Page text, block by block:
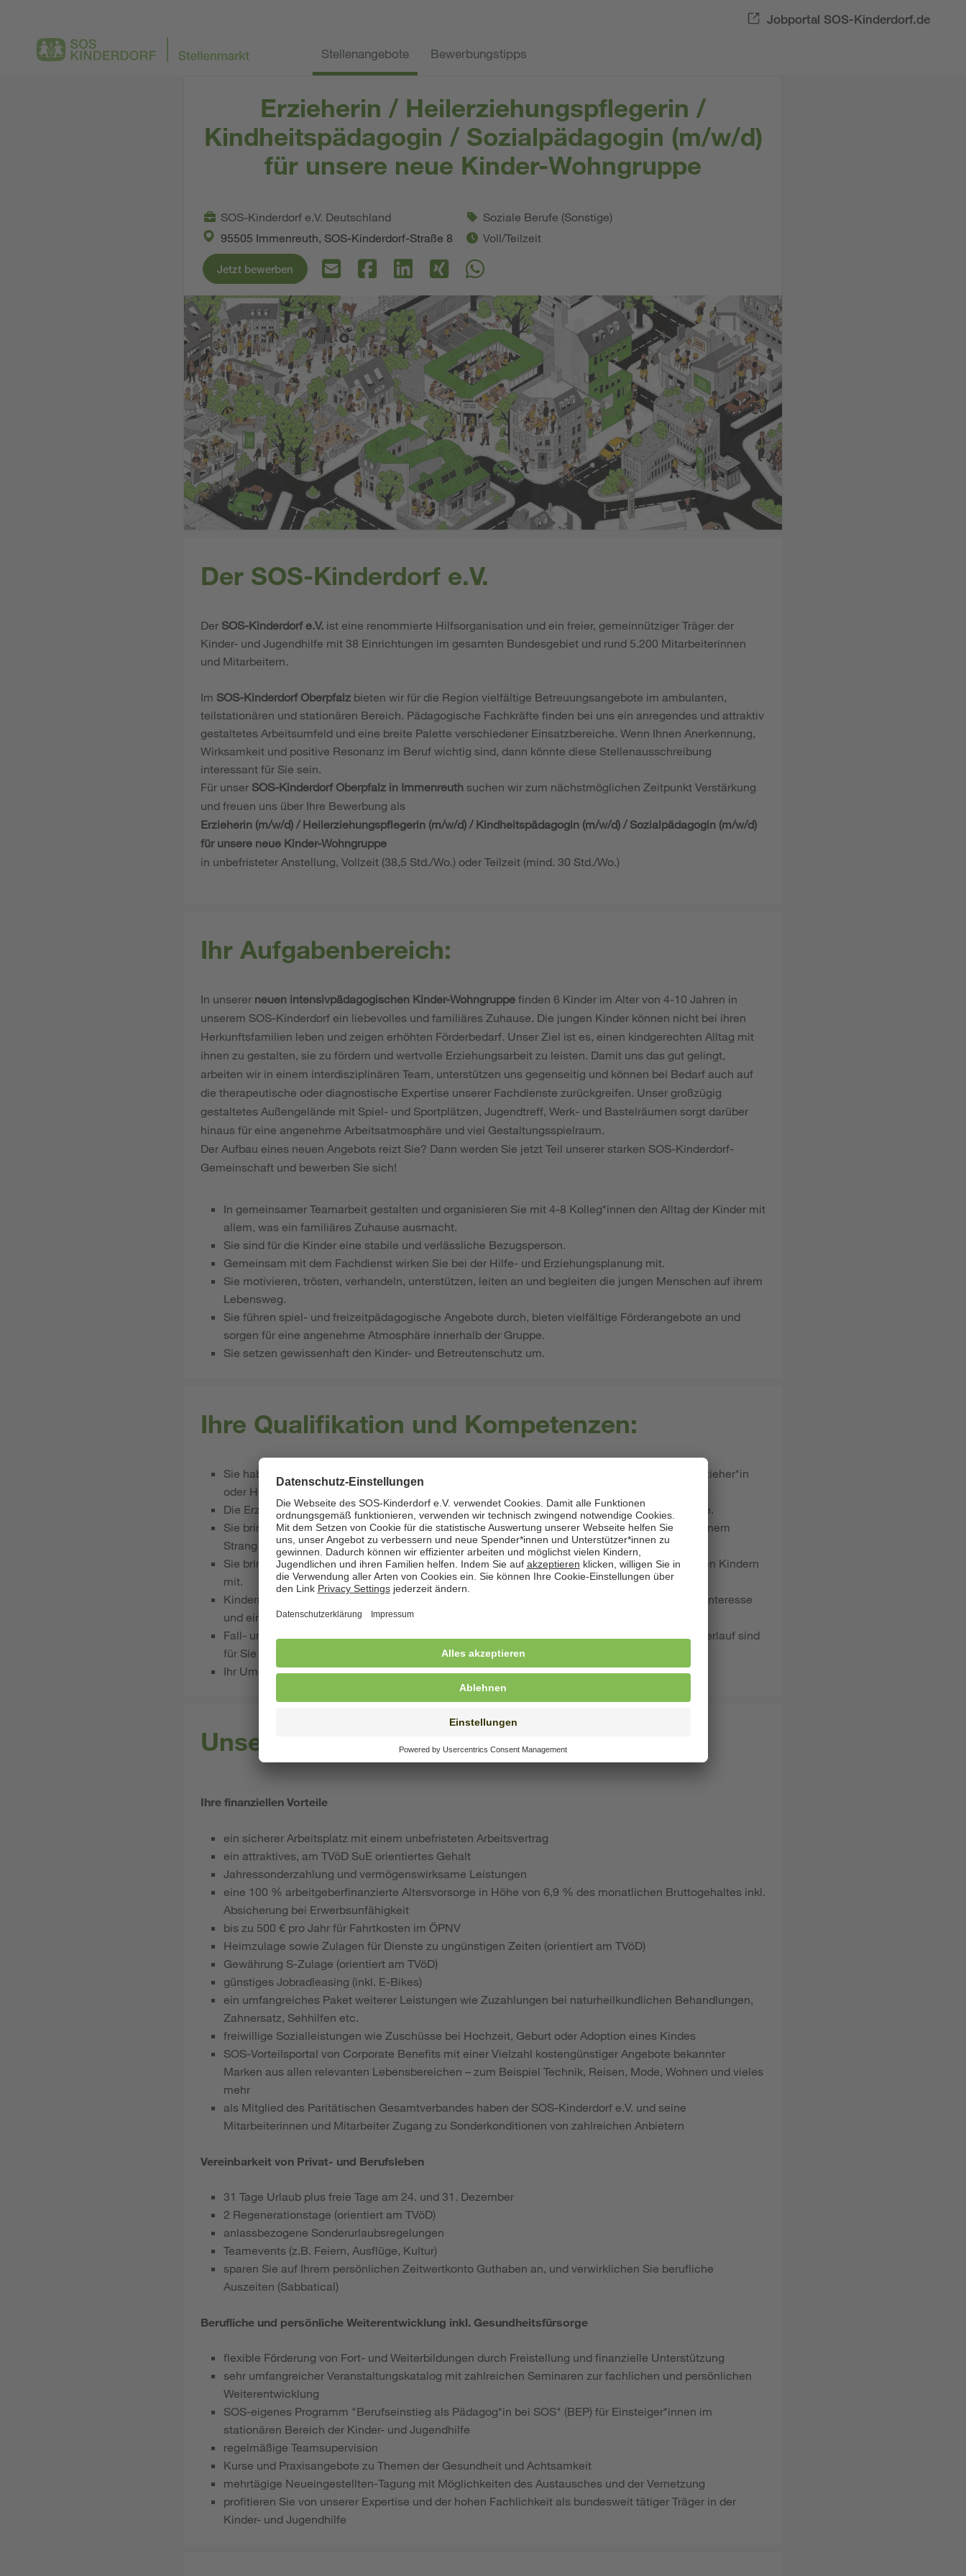
Jobportal SOS-Kinderdorf.de
Stellenangebote Bewerbungstipps
Erzieherin / Heilerziehungspflegerin /
Kindheitspädagogin / Sozialpädagogin (m/w/d)
für unsere neue Kinder-Wohngruppe
SOS-Kinderdorf e.V. Deutschland
95505 Immenreuth, SOS-Kinderdorf-Straße 8
Soziale Berufe (Sonstige)
Voll/Teilzeit
Jetzt bewerben
Der SOS-Kinderdorf e.V.
Der SOS-Kinderdorf e.V. ist eine renommierte Hilfsorganisation und ein freier, gemeinnütziger Träger der
Kinder- und Jugendhilfe mit 38 Einrichtungen im gesamten Bundesgebiet und rund 5.200 Mitarbeiterinnen
und Mitarbeitern.
Im SOS-Kinderdorf Oberpfalz bieten wir für die Region vielfältige Betreuungsangebote im ambulanten,
teilstationären und stationären Bereich. Pädagogische Fachkräfte finden bei uns ein anregendes und attraktiv
gestaltetes Arbeitsumfeld und eine breite Palette verschiedener Einsatzbereiche. Wenn Ihnen Anerkennung,
Wirksamkeit und positive Resonanz im Beruf wichtig sind, dann könnte diese Stellenausschreibung
interessant für Sie sein.
Für unser SOS-Kinderdorf Oberpfalz in Immenreuth suchen wir zum nächstmöglichen Zeitpunkt Verstärkung
und freuen uns über Ihre Bewerbung als
Erzieherin (m/w/d) / Heilerziehungspflegerin (m/w/d) / Kindheitspädagogin (m/w/d) / Sozialpädagogin (m/w/d)
für unsere neue Kinder-Wohngruppe
in unbefristeter Anstellung, Vollzeit (38,5 Std./Wo.) oder Teilzeit (mind. 30 Std./Wo.)
Ihr Aufgabenbereich:
In unserer neuen intensivpädagogischen Kinder-Wohngruppe finden 6 Kinder im Alter von 4-10 Jahren in
unserem SOS-Kinderdorf ein liebevolles und familiäres Zuhause. Die jungen Kinder können nicht bei ihren
Herkunftsfamilien leben und zeigen erhöhten Förderbedarf. Unser Ziel ist es, einen kindgerechten Alltag mit
ihnen zu gestalten, sie zu fördern und wertvolle Erziehungsarbeit zu leisten. Damit uns das gut gelingt,
arbeiten wir in einem interdisziplinären Team, unterstützen uns gegenseitig und können bei Bedarf auch auf
die therapeutische oder diagnostische Expertise unserer Fachdienste zurückgreifen. Unser großzügig
gestaltetes Außengelände mit Spiel- und Sportplätzen, Jugendtreff, Werk- und Bastelräumen sorgt darüber
hinaus für eine angenehme Arbeitsatmosphäre und viel Gestaltungsspielraum.
Der Aufbau eines neuen Angebots reizt Sie? Dann werden Sie jetzt Teil unserer starken SOS-Kinderdorf-
Gemeinschaft und bewerben Sie sich!
In gemeinsamer Teamarbeit gestalten und organisieren Sie mit 4-8 Kolleg*innen den Alltag der Kinder mit
allem, was ein familiäres Zuhause ausmacht.
Sie sind für die Kinder eine stabile und verlässliche Bezugsperson.
Gemeinsam mit dem Fachdienst wirken Sie bei der Hilfe- und Erziehungsplanung mit.
Sie motivieren, trösten, verhandeln, unterstützen, leiten an und begleiten die jungen Menschen auf ihrem
Lebensweg.
Sie führen spiel- und freizeitpädagogische Angebote durch, bieten vielfältige Förderangebote an und
sorgen für eine angenehme Atmosphäre innerhalb der Gruppe.
Sie setzen gewissenhaft den Kinder- und Betreutenschutz um.
Ihre Qualifikation und Kompetenzen:
Sie haben ein Studium der Heil-, Kindheits- oder Sozialpädagogik oder eine Ausbildung als Erzieher*in
oder Heilerziehungspfleger*in abgeschlossen.
Die Erziehung und Förderung von Kindern sind für Sie eine sinnstiftende und wertvolle Aufgabe.
Sie bringen sich gerne in Teams ein, sind hilfsbereit und es ist Ihnen wichtig, mit anderen an einem
Strang zu ziehen.
Sie bringen ein hohes Maß an Stabilität und Verlässlichkeit im Umgang mit bindungsunsicheren Kindern
mit.
Kindern und deren Eltern/Herkunftssystemen begegnen Sie mit ehrlichem, wertschätzendem Interesse
und einer Haltung des Verstehen-Wollens der je eigenen Lebensgeschichte.
Fall- und wohngruppenbezogene Dokumentation und das Verfassen von Berichten zum Hilfeverlauf sind
für Sie ein selbstverständlicher Teil professioneller Arbeit.
Ihr Umgang mit Nähe und Distanz zu den Betreuten ist professionell.
Unsere Leistungen als Arbeitgeber:
Ihre finanziellen Vorteile
ein sicherer Arbeitsplatz mit einem unbefristeten Arbeitsvertrag
ein attraktives, am TVöD SuE orientiertes Gehalt
Jahressonderzahlung und vermögenswirksame Leistungen
eine 100 % arbeitgeberfinanzierte Altersvorsorge in Höhe von 6,9 % des monatlichen Bruttogehaltes inkl.
Absicherung bei Erwerbsunfähigkeit
bis zu 500 € pro Jahr für Fahrtkosten im ÖPNV
Heimzulage sowie Zulagen für Dienste zu ungünstigen Zeiten (orientiert am TVöD)
Gewährung S-Zulage (orientiert am TVöD)
günstiges Jobradleasing (inkl. E-Bikes)
ein umfangreiches Paket weiterer Leistungen wie Zuzahlungen bei naturheilkundlichen Behandlungen,
Zahnersatz, Sehhilfen etc.
freiwillige Sozialleistungen wie Zuschüsse bei Hochzeit, Geburt oder Adoption eines Kindes
SOS-Vorteilsportal von Corporate Benefits mit einer Vielzahl kostengünstiger Angebote bekannter
Marken aus allen relevanten Lebensbereichen – zum Beispiel Technik, Reisen, Mode, Wohnen und vieles
mehr
als Mitglied des Paritätischen Gesamtverbandes haben der SOS-Kinderdorf e.V. und seine
Mitarbeiterinnen und Mitarbeiter Zugang zu Sonderkonditionen von zahlreichen Anbietern
Vereinbarkeit von Privat- und Berufsleben
31 Tage Urlaub plus freie Tage am 24. und 31. Dezember
2 Regenerationstage (orientiert am TVöD)
anlassbezogene Sonderurlaubsregelungen
Teamevents (z.B. Feiern, Ausflüge, Kultur)
sparen Sie auf Ihrem persönlichen Zeitwertkonto Guthaben an, und verwirklichen Sie berufliche
Auszeiten (Sabbatical)
Berufliche und persönliche Weiterentwicklung inkl. Gesundheitsfürsorge
flexible Förderung von Fort- und Weiterbildungen durch Freistellung und finanzielle Unterstützung
sehr umfangreicher Veranstaltungskatalog mit zahlreichen Seminaren zur fachlichen und persönlichen
Weiterentwicklung
SOS-eigenes Programm "Berufseinstieg als Pädagog*in bei SOS" (BEP) für Einsteiger*innen im
stationären Bereich der Kinder- und Jugendhilfe
regelmäßige Teamsupervision
Kurse und Praxisangebote zu Themen der Gesundheit und Achtsamkeit
mehrtägige Neueingestellten-Tagung mit Möglichkeiten des Austausches und der Vernetzung
profitieren Sie von unserer Expertise und der hohen Fachlichkeit als bundesweit tätiger Träger in der
Kinder- und Jugendhilfe